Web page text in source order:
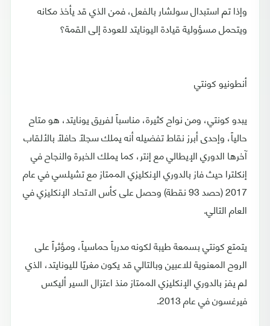
وإذا تم استبدال سولشار بالفعل، فمن الذي قد يأخذ مكانه
ويتحمل مسؤولية قيادة اليونايتد للعودة إلى القمة؟
أنطونيو كونتي
يبدو كونتي، ومن نواح كثيرة، مناسباً لفريق يونايتد، هو متاح
حالياً، وإحدى أبرز نقاط تفضيله أنه يملك سجلاً حافلاً بالألقاب
آخرها الدوري الإيطالي مع إنتر، كما يملك الخبرة والنجاح في
إنكلترا حيث فاز بالدوري الإنكليزي الممتاز مع تشيلسي في عام
2017 (حصد 93 نقطة) وحصل على كأس الاتحاد الإنكليزي في
العام التالي.
يتمتع كونتي بسمعة طيبة لكونه مدرباً حماسياً، ومؤثراً على
الروح المعنوية للاعبين وبالتالي قد يكون مغريًا لليونايتد، الذي
لم يفز بالدوري الإنكليزي الممتاز منذ اعتزال السير أليكس
فيرغسون في عام 2013.